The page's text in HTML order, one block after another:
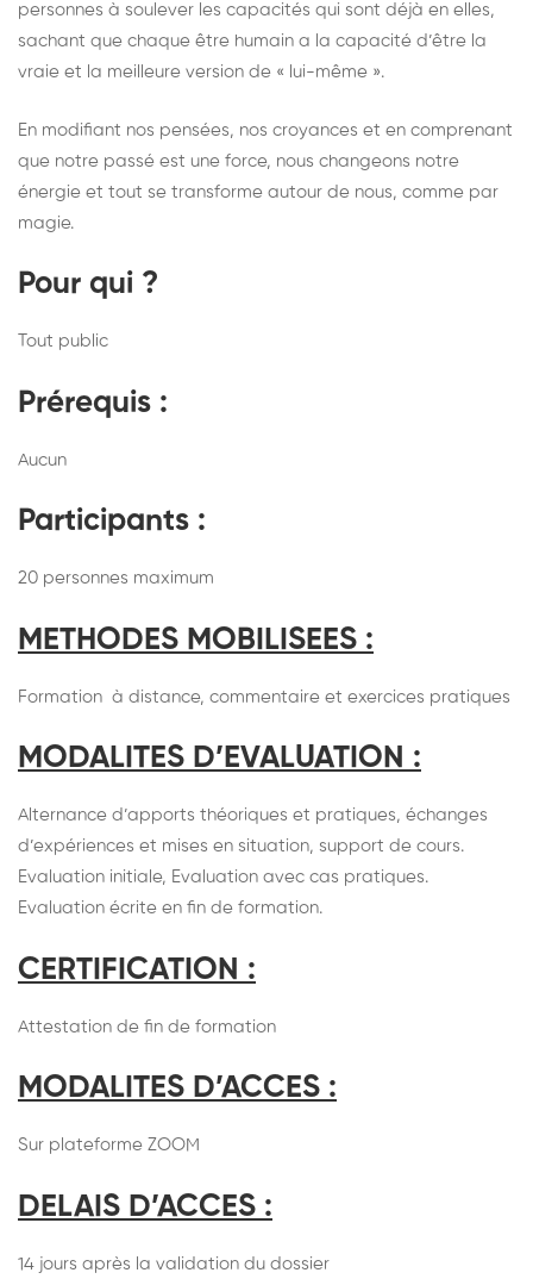
personnes à soulever les capacités qui sont déjà en elles,
sachant que chaque être humain a la capacité d’être la
vraie et la meilleure version de « lui-même ».
En modifiant nos pensées, nos croyances et en comprenant
que notre passé est une force, nous changeons notre
énergie et tout se transforme autour de nous, comme par
magie.
Pour qui ?
Tout public
Prérequis :
Aucun
Participants :
20 personnes maximum
METHODES MOBILISEES :
Formation à distance, commentaire et exercices pratiques
MODALITES D’EVALUATION :
Alternance d’apports théoriques et pratiques, échanges
d’expériences et mises en situation, support de cours.
Evaluation initiale, Evaluation avec cas pratiques.
Evaluation écrite en fin de formation.
CERTIFICATION :
Attestation de fin de formation
MODALITES D’ACCES :
Sur plateforme ZOOM
DELAIS D’ACCES :
14 jours après la validation du dossier